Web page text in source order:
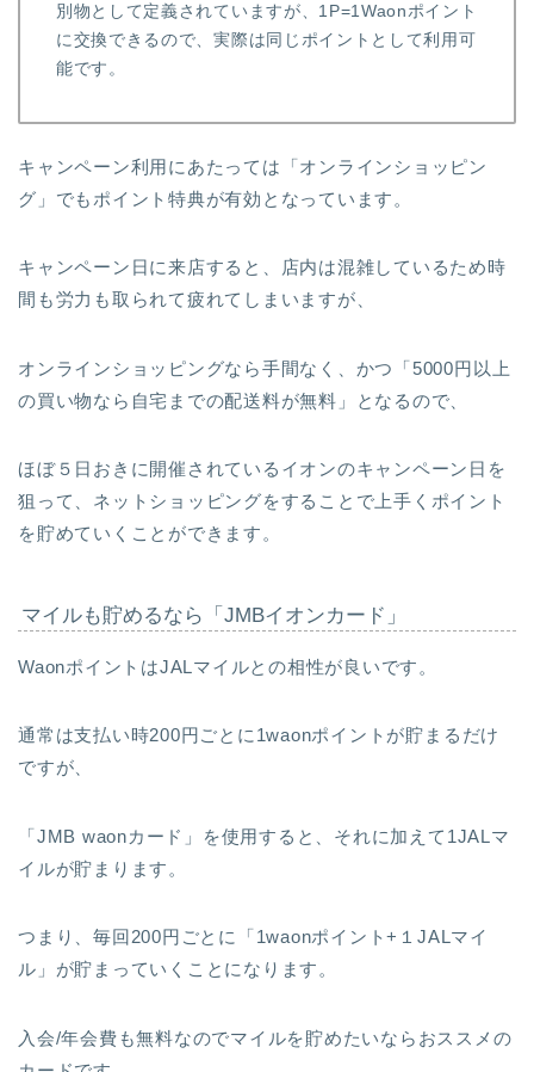
別物として定義されていますが、1P=1Waonポイント
に交換できるので、実際は同じポイントとして利用可
能です。
キャンペーン利用にあたっては「オンラインショッピン
グ」でもポイント特典が有効となっています。
キャンペーン日に来店すると、店内は混雑しているため時
間も労力も取られて疲れてしまいますが、
オンラインショッピングなら手間なく、かつ「5000円以上
の買い物なら自宅までの配送料が無料」となるので、
ほぼ５日おきに開催されているイオンのキャンペーン日を
狙って、ネットショッピングをすることで上手くポイント
を貯めていくことができます。
マイルも貯めるなら「JMBイオンカード」
WaonポイントはJALマイルとの相性が良いです。
通常は支払い時200円ごとに1waonポイントが貯まるだけ
ですが、
「JMB waonカード」を使用すると、それに加えて1JALマ
イルが貯まります。
つまり、毎回200円ごとに「1waonポイント+１JALマイ
ル」が貯まっていくことになります。
入会/年会費も無料なのでマイルを貯めたいならおススメの